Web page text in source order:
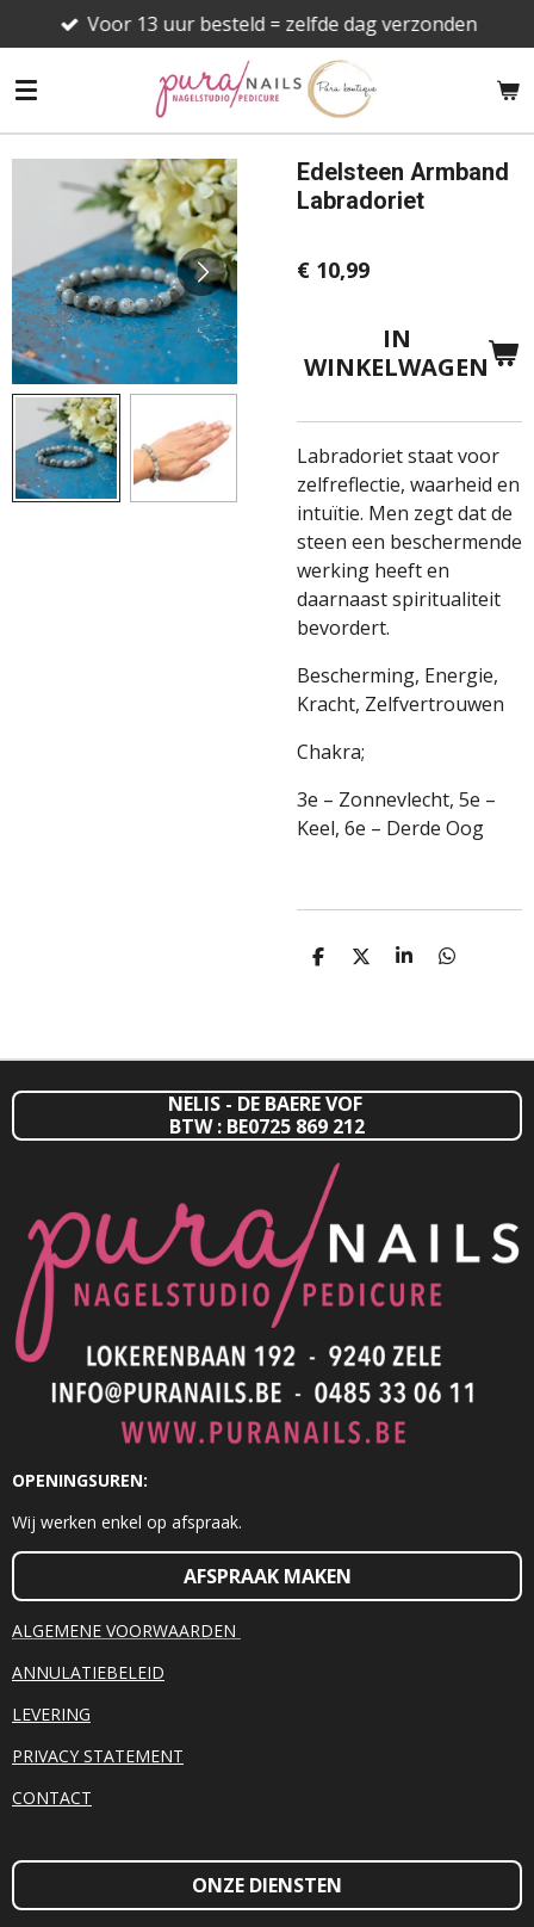
direct
naar
hoofdinhoud
Voor 13 uur besteld = zelfde dag verzonden
Edelsteen Armband
Labradoriet
€ 10,99
IN
WINKELWAGEN
Labradoriet staat voor
zelfreflectie, waarheid en
intuïtie. Men zegt dat de
steen een beschermende
werking heeft en
daarnaast spiritualiteit
bevordert.
Bescherming, Energie,
Kracht, Zelfvertrouwen
Chakra;
3e – Zonnevlecht, 5e –
Keel, 6e – Derde Oog
D
D
S
D
NELIS - DE BAERE VOF
BTW : BE0725 869 212
OPENINGSUREN:
Wij werken enkel op afspraak.
AFSPRAAK MAKEN
ALGEMENE VOORWAARDEN
ANNULATIEBELEID
LEVERING
PRIVACY STATEMENT
CONTACT
ONZE DIENSTEN